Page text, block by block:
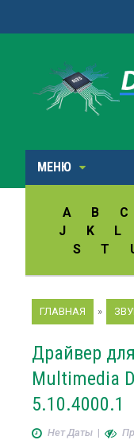
МЕНЮ
A B C
J
K L
S
T
ГЛАВНАЯ »
Драйвер
Multimedia
5.10.4000.1
Нет Даты|